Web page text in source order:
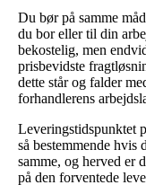
Du bør på samme
du bor eller til din
bekostelig, men
prisbevidste
dette står og falder
forhandlerens
Leveringstidspunktet
så bestemmende hvis
samme, og herved er
på den forventede